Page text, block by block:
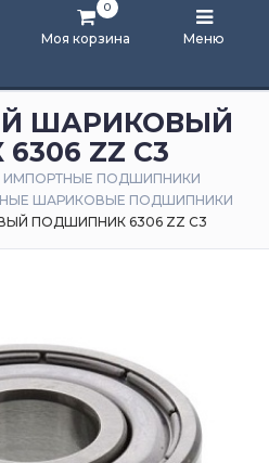
Моя корзина
0
Меню
ШАРИКОВЫЙ
ZZ C3
ИМПОРТНЫЕ ПОДШИПНИКИ
ШАРИКОВЫЕ ПОДШИПНИКИ
ПОДШИПНИК 6306 ZZ C3